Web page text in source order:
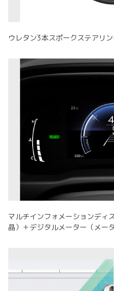
ウレタン3本スポークステアリ
マルチインフォメーションディ
晶）＋デジタルメーター（メー